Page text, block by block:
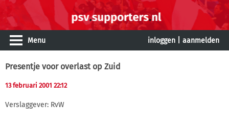
Menu inloggen aanmelden
Presentje voor overlast op Zuid
13 februari 2001 22:12
Verslaggever: RvW